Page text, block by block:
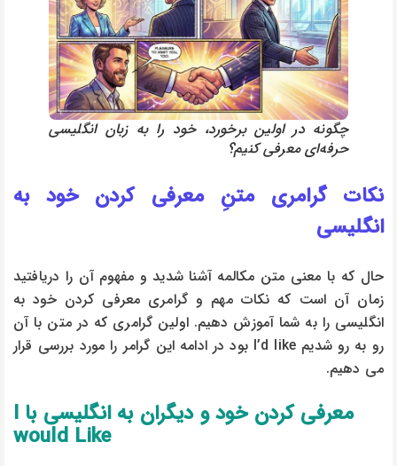
چگونه در اولین برخورد، خود را به زبان انگلیسی
حرفه‌ای معرفی کنیم؟
نکات گرامری متنِ معرفی کردن خود به
انگلیسی
حال که با معنی متن مکالمه آشنا شدید و مفهوم آن را دریافتید
زمان آن است که نکات مهم و گرامری معرفی کردن خود به
انگلیسی را به شما آموزش دهیم. اولین گرامری که در متن با آن
رو به رو شدیم I’d like بود در ادامه این گرامر را مورد بررسی قرار
می دهیم.
معرفی کردن خود و دیگران به انگلیسی با I
would Like